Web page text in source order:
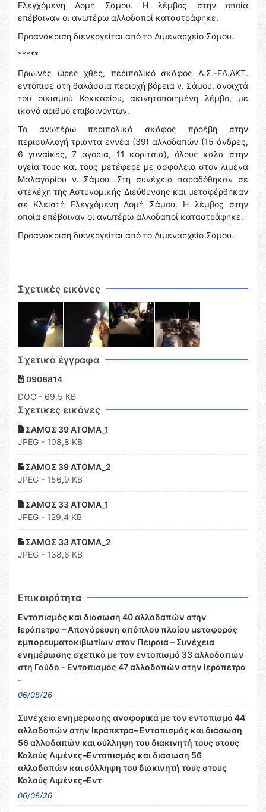
Ελεγχόμενη Δομή Σάμου. Η λέμβος στην οποία
επέβαιναν οι ανωτέρω αλλοδαποί καταστράφηκε.
Προανάκριση διενεργείται από το Λιμεναρχείο Σάμου.
*****
Πρωινές ώρες χθες, περιπολικό σκάφος Λ.Σ.-ΕΛ.ΑΚΤ.
εντόπισε στη θαλάσσια περιοχή βόρεια ν. Σάμου, ανοιχτά
του οικισμού Κοκκαρίου, ακινητοποιημένη λέμβο, με
ικανό αριθμό επιβαινόντων.
Το ανωτέρω περιπολικό σκάφος προέβη στην
περισυλλογή τριάντα εννέα (39) αλλοδαπών (15 άνδρες,
6 γυναίκες, 7 αγόρια, 11 κορίτσια), όλους καλά στην
υγεία τους και τους μετέφερε με ασφάλεια στον λιμένα
Μαλαγαρίου ν. Σάμου. Στη συνέχεια παραδόθηκαν σε
στελέχη της Αστυνομικής Διεύθυνσης και μεταφέρθηκαν
σε Κλειστή Ελεγχόμενη Δομή Σάμου. Η λέμβος στην
οποία επέβαιναν οι ανωτέρω αλλοδαποί καταστράφηκε.
Προανάκριση διενεργείται από το Λιμεναρχείο Σάμου.
Σχετικές εικόνες
Σχετικά έγγραφα
0908814
DOC - 69,5 KB
Σχετικες εικόνες
ΣΑΜΟΣ 39 ΑΤΟΜΑ_1
JPEG - 108,8 KB
ΣΑΜΟΣ 39 ΑΤΟΜΑ_2
JPEG - 156,9 KB
ΣΑΜΟΣ 33 ΑΤΟΜΑ_1
JPEG - 129,4 KB
ΣΑΜΟΣ 33 ΑΤΟΜΑ_2
JPEG - 138,6 KB
Επικαιρότητα
Εντοπισμός και διάσωση 40 αλλοδαπών στην
Ιεράπετρα – Απαγόρευση απόπλου πλοίου μεταφοράς
εμπορευματοκιβωτίων στον Πειραιά – Συνέχεια
ενημέρωσης σχετικά με τον εντοπισμό 33 αλλοδαπών
στη Γαύδο - Εντοπισμός 47 αλλοδαπών στην Ιεράπετρα
-
06/08/26
Συνέχεια ενημέρωσης αναφορικά με τον εντοπισμό 44
αλλοδαπών στην Ιεράπετρα– Εντοπισμός και διάσωση
56 αλλοδαπών και σύλληψη του διακινητή τους στους
Καλούς Λιμένες–Εντοπισμός και διάσωση 56
αλλοδαπών και σύλληψη του διακινητή τους στους
Καλούς Λιμένες–Εντ
06/08/26